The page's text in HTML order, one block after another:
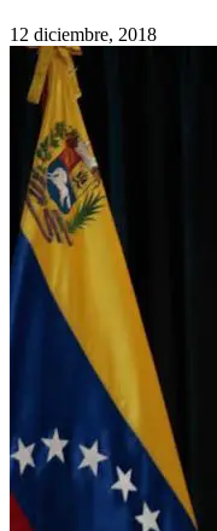
12 diciembre, 2018